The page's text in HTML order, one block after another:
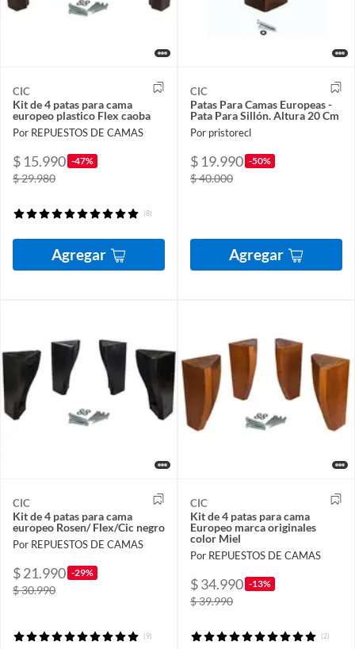
CIC
Kit de 4 patas para cama
europeo plastico Flex caoba
Por REPUESTOS DE CAMAS
$ 15.990 -47%
$ 29.980
(8)
Agregar
CIC
Patas Para Camas Europeas -
Pata Para Sillón. Altura 20 Cm
Por pristorecl
$ 19.990 -50%
$ 40.000
Agregar
CIC
Kit de 4 patas para cama
europeo Rosen/ Flex/Cic negro
Por REPUESTOS DE CAMAS
$ 21.990 -29%
$ 30.990
(9)
CIC
Kit de 4 patas para cama
Europeo marca originales
color Miel
Por REPUESTOS DE CAMAS
$ 34.990 -13%
$ 39.990
(2)